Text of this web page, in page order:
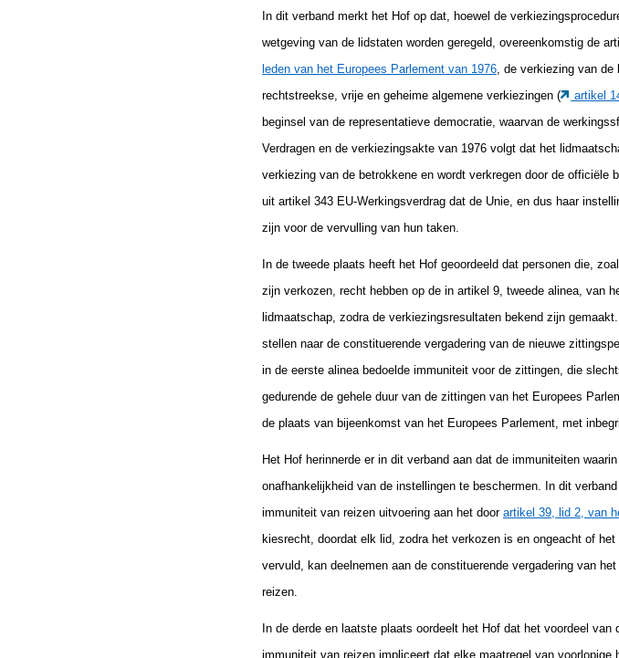
In dit verband merkt het Hof op dat, hoewel de
wetgeving van de lidstaten worden geregeld, overeenkomstig de
leden van het Europees Parlement van 1976, de verkiezing van de
rechtstreekse, vrije en geheime algemene verkiezingen (
artikel
beginsel van de representatieve democratie, waarvan de
Verdragen en de verkiezingsakte van 1976 volgt dat het
verkiezing van de betrokkene en wordt verkregen door de
uit artikel 343 EU-Werkingsverdrag dat de Unie, en dus haar
zijn voor de vervulling van hun taken.
In de tweede plaats heeft het Hof geoordeeld dat personen die,
zijn verkozen, recht hebben op de in artikel 9, tweede alinea, van
lidmaatschap, zodra de verkiezingsresultaten bekend zijn
stellen naar de constituerende vergadering van de nieuwe
in de eerste alinea bedoelde immuniteit voor de zittingen, die
gedurende de gehele duur van de zittingen van het Europees
de plaats van bijeenkomst van het Europees Parlement, met
Het Hof herinnerde er in dit verband aan dat de immuniteiten
onafhankelijkheid van de instellingen te beschermen. In dit
immuniteit van reizen uitvoering aan het door artikel 39, lid 2, van
kiesrecht, doordat elk lid, zodra het verkozen is en ongeacht of
vervuld, kan deelnemen aan de constituerende vergadering van
reizen.
In de derde en laatste plaats oordeelt het Hof dat het voordeel
immuniteit van reizen impliceert dat elke maatregel van